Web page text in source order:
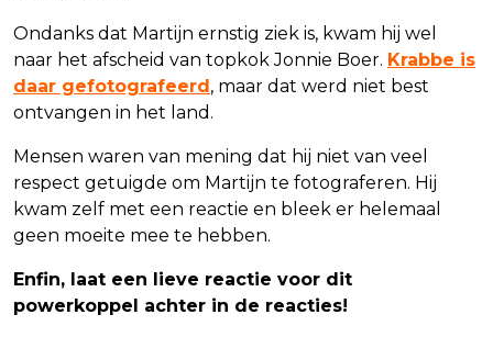
Ondanks dat Martijn ernstig ziek is, kwam hij wel
naar het afscheid van topkok Jonnie Boer. Krabbe is
daar gefotografeerd, maar dat werd niet best
ontvangen in het land.
Mensen waren van mening dat hij niet van veel
respect getuigde om Martijn te fotograferen. Hij
kwam zelf met een reactie en bleek er helemaal
geen moeite mee te hebben.
Enfin, laat een lieve reactie voor dit
powerkoppel achter in de reacties!